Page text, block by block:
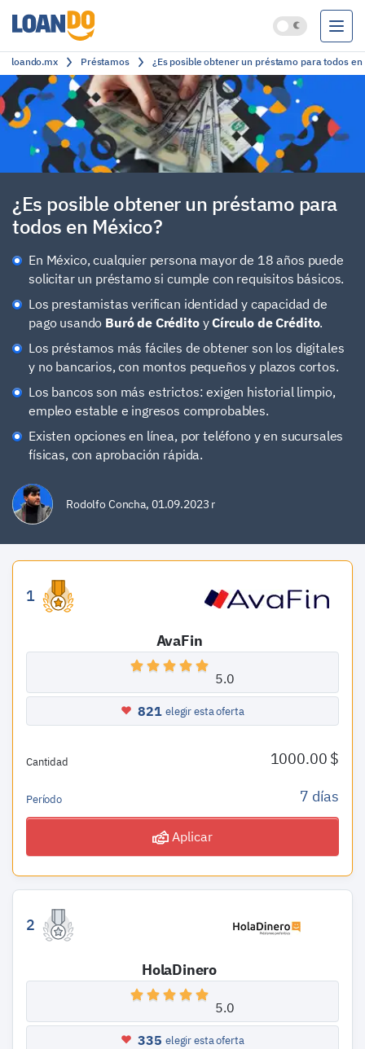
Préstamos
Créditos
Cuentas bancarias
Clasificación
loando.mx Préstamos ¿Es posible obtener un préstamo para todos en
¿Es posible obtener un préstamo para
todos en México?
En México, cualquier persona mayor de 18 años puede
solicitar un préstamo si cumple con requisitos básicos.
Los prestamistas verifican identidad y capacidad de
pago usando Buró de CréditoyCírculo de Crédito.
Los préstamos más fáciles de obtener son los digitales
y no bancarios, con montos pequeños y plazos cortos.
Los bancos son más estrictos: exigen historial limpio,
empleo estable e ingresos comprobables.
Existen opciones en línea, por teléfono y en sucursales
físicas, con aprobación rápida.
Rodolfo Concha, 01.09.2023 r
1
AvaFin
5.0
821 elegir esta oferta
Cantidad 1000.00 $
Período 7 días
Aplicar
2
HolaDinero
5.0
335 elegir esta oferta